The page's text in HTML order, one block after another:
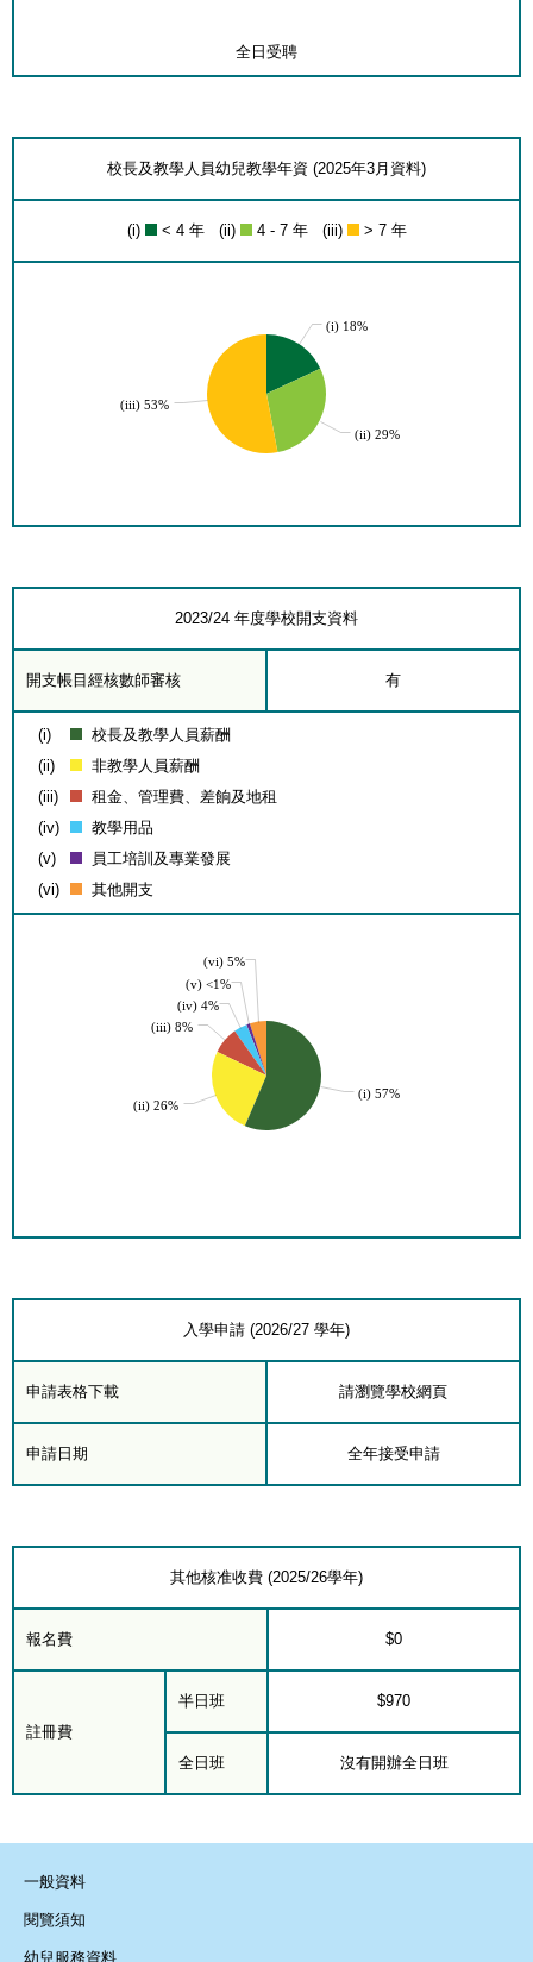
全日受聘
校長及教學人員幼兒教學年資 (2025年3月資料)
(i) < 4 年 (ii) 4 - 7 年 (iii) > 7 年
(i) 18%
(ii) 29%
(iii) 53%
2023/24 年度學校開支資料
開支帳目經核數師審核 有
(i)
校長及教學人員薪酬
(ii)
非教學人員薪酬
(iii)
租金、管理費、差餉及地租
(iv)
教學用品
(v)
員工培訓及專業發展
(vi)
其他開支
(vi) 5%
(v) <1%
(iv) 4%
(iii) 8%
(ii) 26%
(i) 57%
入學申請 (2026/27 學年)
申請表格下載 請瀏覽學校網頁
申請日期 全年接受申請
其他核准收費 (2025/26學年)
報名費 $0
註冊費
半日班 $970
全日班 沒有開辦全日班
一般資料
閱覽須知
幼兒服務資料